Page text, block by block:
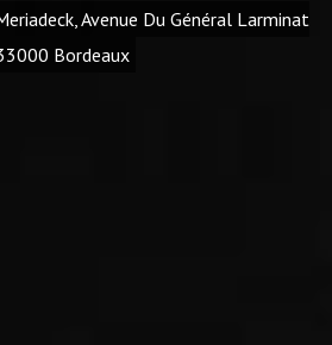
Avenue Du Général Larminat
Bordeaux